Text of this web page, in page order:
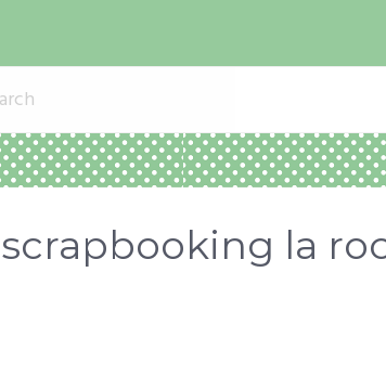
scrapbooking la